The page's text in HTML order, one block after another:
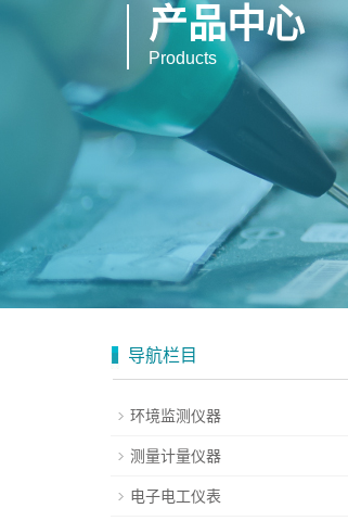
产品中心
Products
导航栏目
环境监测仪器
测量计量仪器
电子电工仪表